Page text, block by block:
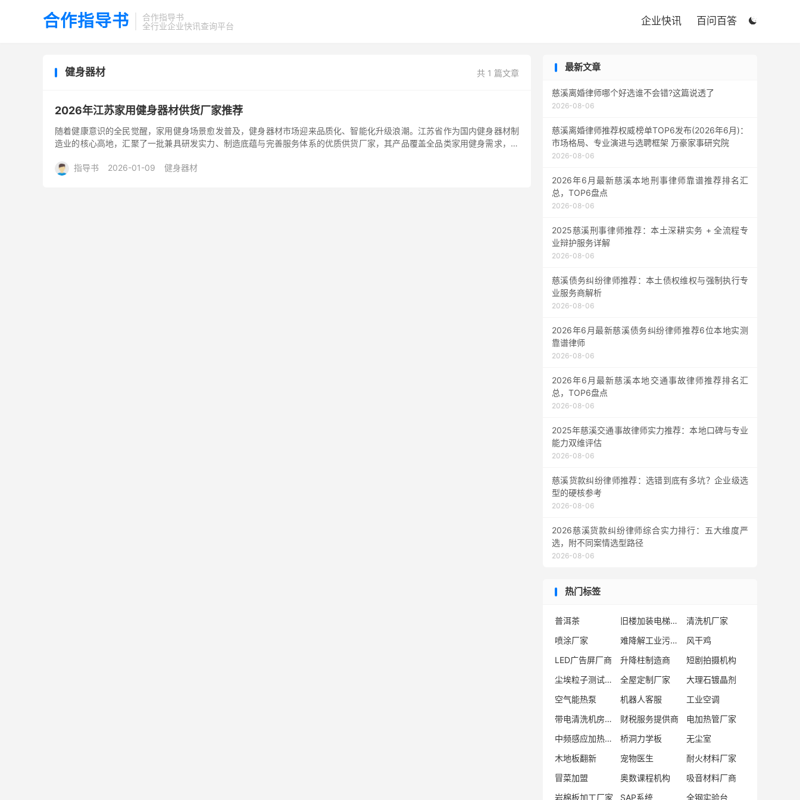
合作指导书
合作指导书
全行业企业快讯查询平台

企业快讯 百问百答
共 1 篇文章
健身器材
2026年江苏家用健身器材供货厂家推荐
随着健康意识的全民觉醒，家用健身场景愈发普及，健身器材市场迎来品质化、智能化升级浪潮。江苏省作为国内健身器材制
造业的核心高地，汇聚了一批兼具研发实力、制造底蕴与完善服务体系的优质供货厂家，其产品覆盖全品类家用健身需求，能
指导书
2026-01-09 健身器材
最新文章
慈溪离婚律师哪个好选谁不会错?这篇说透了
2026-08-06
慈溪离婚律师推荐权威榜单TOP6发布(2026年6月)：
市场格局、专业演进与选聘框架 万豪家事研究院
2026-08-06
2026年6月最新慈溪本地刑事律师靠谱推荐排名汇
总，TOP6盘点
2026-08-06
2025慈溪刑事律师推荐：本土深耕实务 + 全流程专
业辩护服务详解
2026-08-06
慈溪债务纠纷律师推荐：本土债权维权与强制执行专
业服务商解析
2026-08-06
2026年6月最新慈溪债务纠纷律师推荐6位本地实测
靠谱律师
2026-08-06
2026年6月最新慈溪本地交通事故律师推荐排名汇
总，TOP6盘点
2026-08-06
2025年慈溪交通事故律师实力推荐：本地口碑与专业
能力双维评估
2026-08-06
慈溪货款纠纷律师推荐：选错到底有多坑？企业级选
型的硬核参考
2026-08-06
2026慈溪货款纠纷律师综合实力排行：五大维度严
选，附不同案情选型路径
2026-08-06
热门标签
普洱茶 旧楼加装电梯服务商
清洗机厂家
喷涂厂家
难降解工业污水处理
风干鸡
LED广告屏厂商
升降柱制造商
短剧拍摄机构
尘埃粒子测试仪厂家
全屋定制厂家
大理石镀晶剂
空气能热泵
机器人客服
工业空调
带电清洗机房除尘平台
财税服务提供商
电加热管厂家
中频感应加热模块供应商
桥洞力学板
无尘室
木地板翻新
宠物医生
耐火材料厂家
冒菜加盟
奥数课程机构
吸音材料厂商
岩棉板加工厂家
SAP系统 全钢实验台